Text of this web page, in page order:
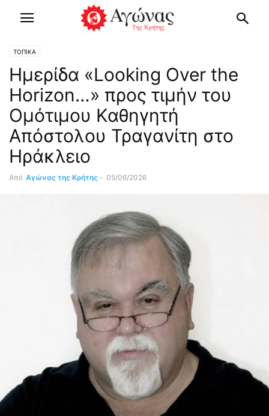
ΤΟΠΙΚΑ
Ημερίδα «Looking Over the
Horizon…» προς τιμήν του
Ομότιμου Καθηγητή
Απόστολου Τραγανίτη στο
Ηράκλειο
Από Αγώνας της Κρήτης - 05/06/2026